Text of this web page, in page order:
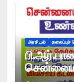
அரசியல் தலைப்புச்